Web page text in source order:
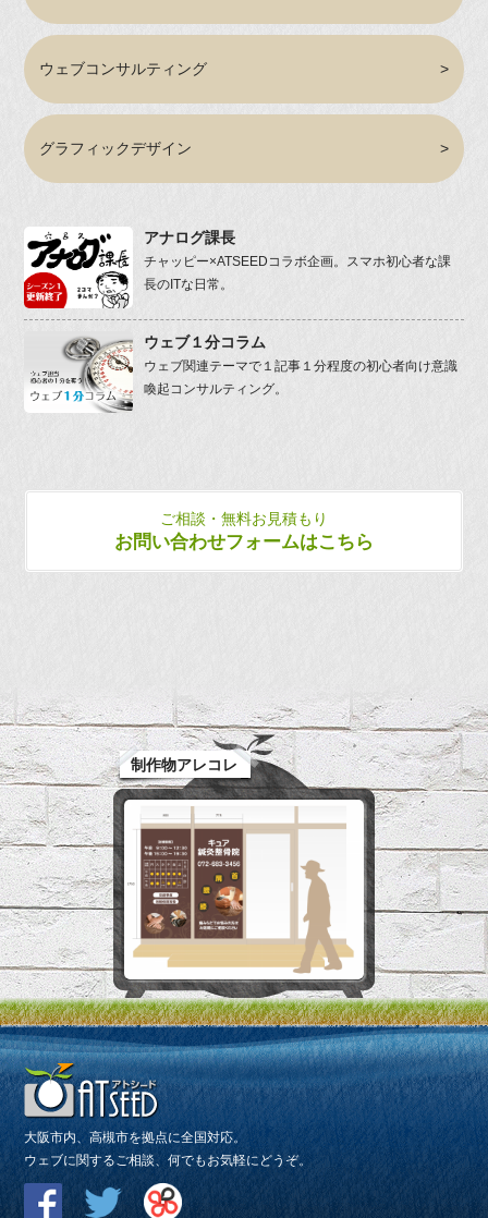
ウェブコンサルティング
グラフィックデザイン
アナログ課長
チャッピー×ATSEEDコラボ企画。スマホ初心者な課
長のITな日常。
ウェブ１分コラム
ウェブ関連テーマで１記事１分程度の初心者向け意識
喚起コンサルティング。
ご相談・無料お見積もり
お問い合わせフォームはこちら
制作物アレコレ
大阪市内、高槻市を拠点に全国対応。
ウェブに関するご相談、何でもお気軽にどうぞ。